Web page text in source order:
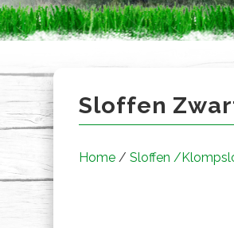
sloffen zwart
Sloffen
Home /Sloffen /